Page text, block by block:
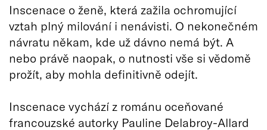
Inscenace o ženě, která zažila ochromující
vztah plný milování i nenávisti. O nekonečném
návratu někam, kde už dávno nemá být. A
nebo právě naopak, o nutnosti vše si vědomě
prožít, aby mohla definitivně odejít.
Inscenace vychází z románu oceňované
francouzské autorky Pauline Delabroy-Allard